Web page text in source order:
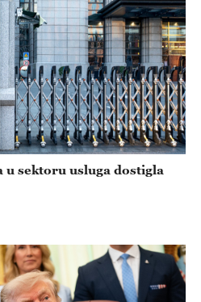
u sektoru usluga dostigla